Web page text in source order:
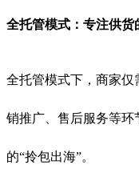
全托管模式：专注供货
全托管模式下，商家
销推广、售后服务等环
的“拎包出海”。